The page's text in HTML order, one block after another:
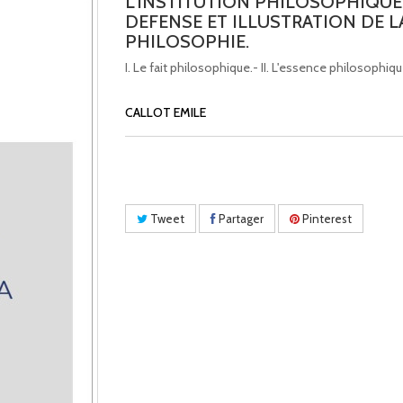
DEFENSE ET ILLUSTRATION DE
PHILOSOPHIE.
I. Le fait philosophique.- II. L'essence
CALLOT EMILE
Tweet Partager Pinterest